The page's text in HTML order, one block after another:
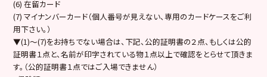
(6) 在留カード
(7) マイナンバーカード（個人番号が見えない、専用のカードケースをご利
用下さい。）
▼(1)～(7)をお持ちでない場合は、下記、公的証明書の２点、もしくは公的
証明書１点と、名前が印字されている物１点以上で確認をとらせて頂きま
す。（公的証明書１点ではご入場できません）